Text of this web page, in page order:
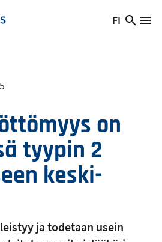
Vaihda
FI
Hae
on
tyypin 2
keski-
ja todetaan usein